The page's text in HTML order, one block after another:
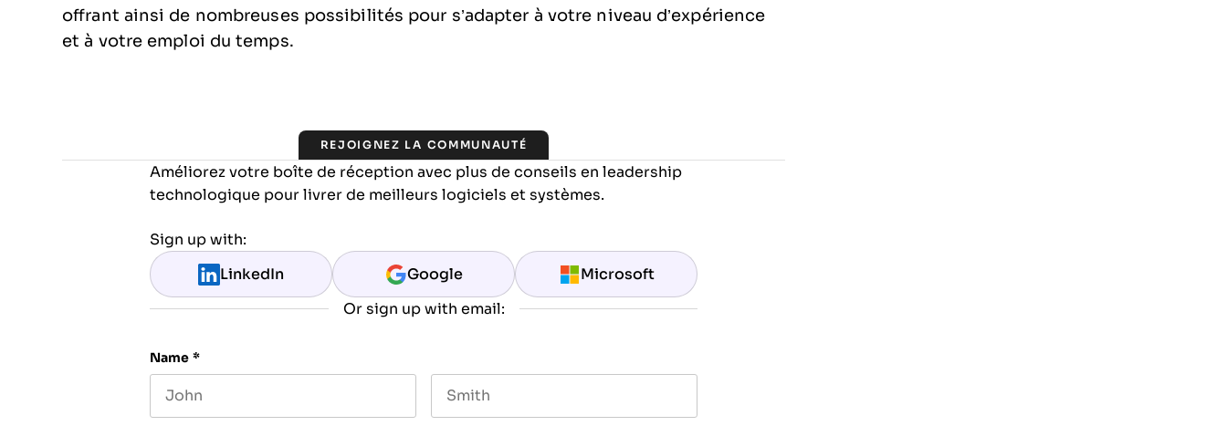
offrant ainsi de nombreuses possibilités pour s’adapter à votre niveau d’expérience
et à votre emploi du temps.
REJOIGNEZ LA COMMUNAUTÉ
Améliorez votre boîte de réception avec plus de conseils en leadership
technologique pour livrer de meilleurs logiciels et systèmes.
Sign up with:
LinkedIn Google Microsoft
Or sign up with email:
Name *